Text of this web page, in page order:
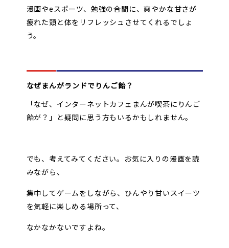
漫画やeスポーツ、勉強の合間に、爽やかな甘さが
疲れた頭と体をリフレッシュさせてくれるでしょ
う。
なぜまんがランドでりんご飴？
「なぜ、インターネットカフェまんが喫茶にりんご
飴が？」と疑問に思う方もいるかもしれません。
でも、考えてみてください。お気に入りの漫画を読
みながら、
集中してゲームをしながら、ひんやり甘いスイーツ
を気軽に楽しめる場所って、
なかなかないですよね。